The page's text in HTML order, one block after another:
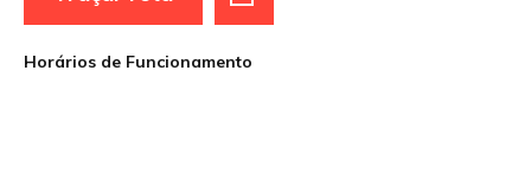
Horários de Funcionamento